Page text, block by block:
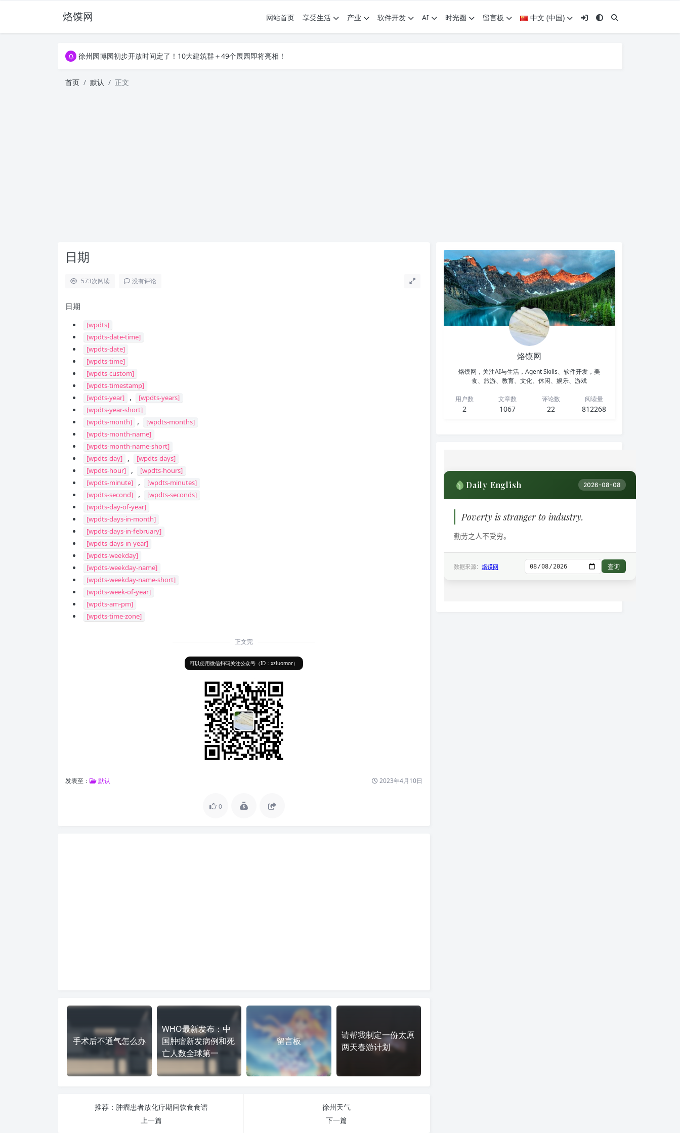
烙馍网 网站首页 享受生活 产业 软件开发 AI 时光圈 留言板 中文 (中国)
16796个OpenClaw Skills合集下载｜总2.7G，压缩后仅738M，覆盖全场景技能
徐州园博园初步开放时间定了！10大建筑群＋49个展园即将亮相！
徐州园博园初步开放时间定了！10大建筑群＋49个展园即将亮相！
首页 默认 正文
日期
573次阅读 没有评论
日期
[wpdts]
[wpdts-date-time]
[wpdts-date]
[wpdts-time]
[wpdts-custom]
[wpdts-timestamp]
[wpdts-year]
,
[wpdts-years]
[wpdts-year-short]
[wpdts-month]
,
[wpdts-months]
[wpdts-month-name]
[wpdts-month-name-short]
[wpdts-day]
,
[wpdts-days]
[wpdts-hour]
,
[wpdts-hours]
[wpdts-minute]
,
[wpdts-minutes]
[wpdts-second]
,
[wpdts-seconds]
[wpdts-day-of-year]
[wpdts-days-in-month]
[wpdts-days-in-february]
[wpdts-days-in-year]
[wpdts-weekday]
[wpdts-weekday-name]
[wpdts-weekday-name-short]
[wpdts-week-of-year]
[wpdts-am-pm]
[wpdts-time-zone]
正文完
可以使用微信扫码关注公众号（ID：xzluomor）
发表至： 默认 2023年4月10日
0
手术后不通气怎么办
WHO最新发布：中
国肿瘤新发病例和死
亡人数全球第一
留言板
请帮我制定一份太原
两天春游计划
推荐：肿瘤患者放化疗期间饮食食谱
上一篇
徐州天气
下一篇
烙馍网
烙馍网，关注AI与生活，Agent Skills、软件开发，美
食、旅游、教育、文化、休闲、娱乐、游戏
用户数
2
文章数
1067
评论数
22
阅读量
812268